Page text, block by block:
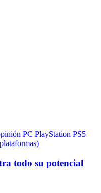
PC PlayStation PS5
todo su potencial